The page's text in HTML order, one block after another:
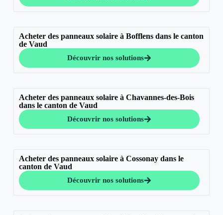
Acheter des panneaux solaire à Bofflens dans le canton
de Vaud
Découvrir nos solutions
Acheter des panneaux solaire à Chavannes-des-Bois
dans le canton de Vaud
Découvrir nos solutions
Acheter des panneaux solaire à Cossonay dans le
canton de Vaud
Découvrir nos solutions